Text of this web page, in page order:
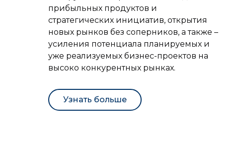
прибыльных продуктов и
стратегических инициатив, открытия
новых рынков без соперников, а также –
усиления потенциала планируемых и
уже реализуемых бизнес-проектов на
высоко конкурентных рынках.
Узнать больше